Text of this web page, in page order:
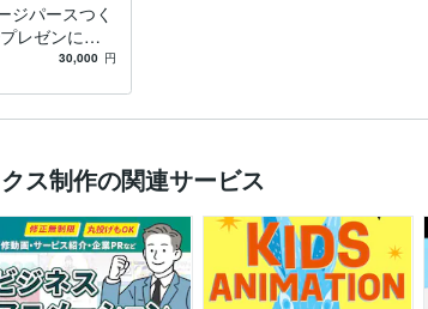
ジパースつく
レゼンにつ
うに製作30,000 円
ス制作の関連サービス